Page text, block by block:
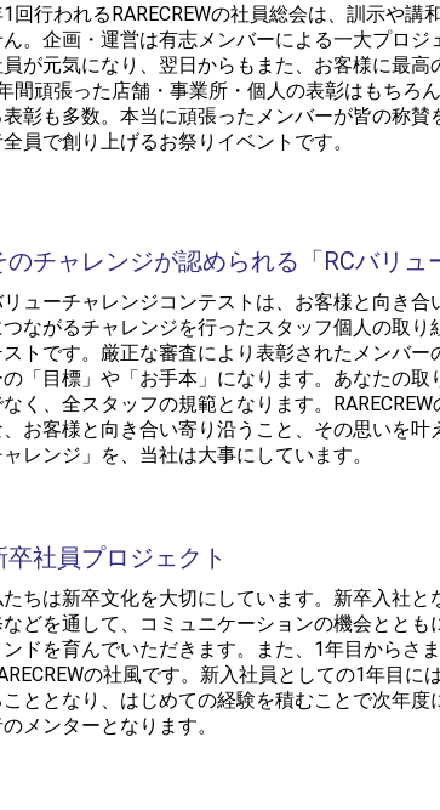
回行われるRARECREWの社員総会は、訓示や講
。企画・運営は有志メンバーによる一大プロジ
が元気になり、翌日からもまた、お客様に最高
間頑張った店舗・事業所・個人の表彰はもちろ
表彰も多数。本当に頑張ったメンバーが皆の称
員で創り上げるお祭りイベントです。
のチャレンジが認められる「RCバリュ
リューチャレンジコンテストは、お客様と向き
つながるチャレンジを行ったスタッフ個人の取
ストです。厳正な審査により表彰されたメンバ
の「目標」や「お手本」になります。あなたの
なく、全スタッフの規範となります。
、お客様と向き合い寄り沿うこと、その思いを
レンジ」を、当社は大事にしています。
卒社員プロジェクト
たちは新卒文化を大切にしています。新卒入社
などを通して、コミュニケーションの機会とと
ンドを育んでいただきます。また、1年目からさ
の社風です。新入社員としての1年目
こととなり、はじめての経験を積むことで次年
メンターとなります。